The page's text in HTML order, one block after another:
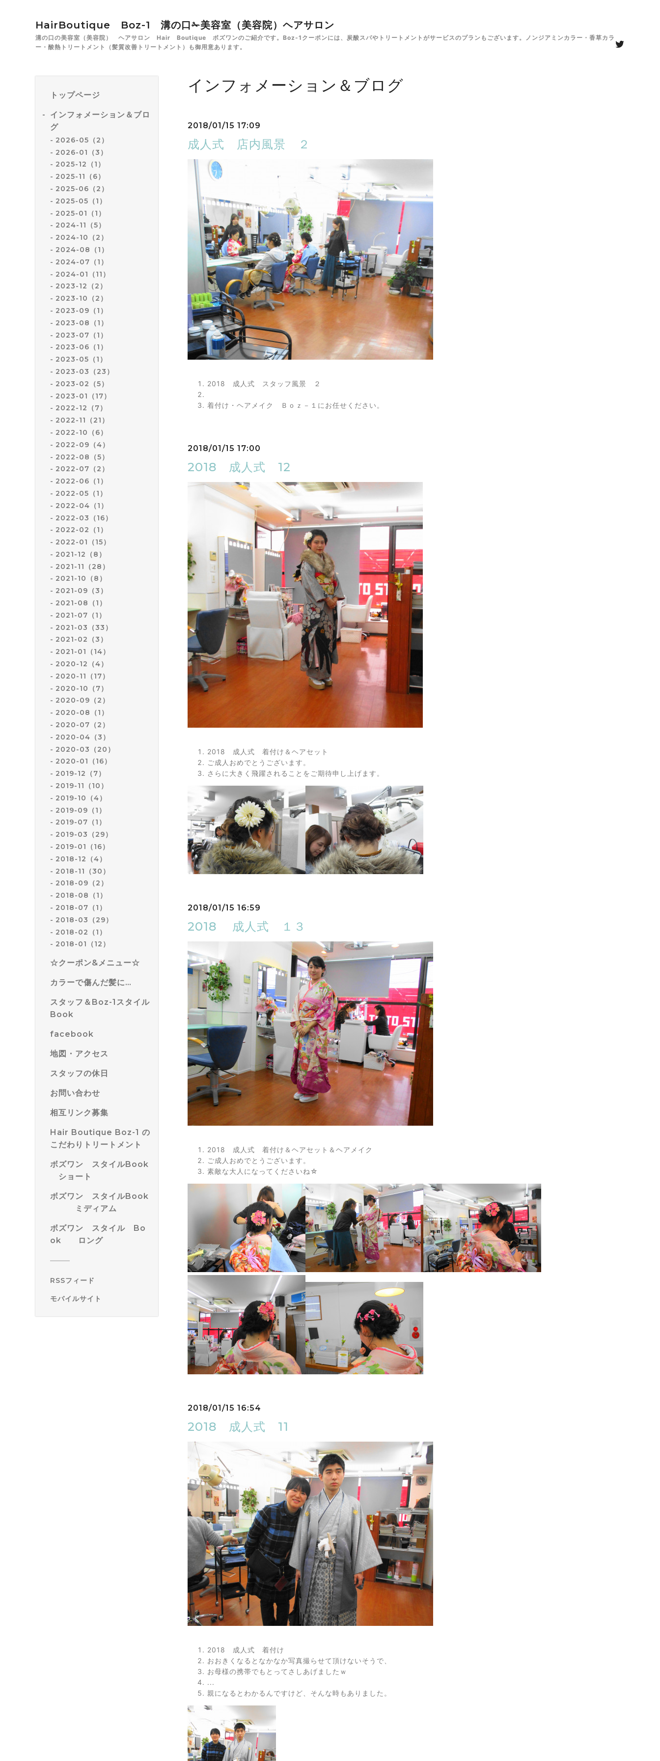
HairBoutique Boz-1 溝の口✁美容室（美容院）ヘアサロン
溝の口の美容室（美容院） ヘアサロン Hair Boutique ボズワンのご紹介です。Boz-1クーポンには、炭酸スパやトリートメントがサービスのプランもございます。ノンジアミンカラー・香草カラ
ー・酸熱トリートメント（髪質改善トリートメント）も御用意あります。
トップページ
インフォメーション＆ブロ
グ
2026-05（2）
2026-01（3）
2025-12（1）
2025-11（6）
2025-06（2）
2025-05（1）
2025-01（1）
2024-11（5）
2024-10（2）
2024-08（1）
2024-07（1）
2024-01（11）
2023-12（2）
2023-10（2）
2023-09（1）
2023-08（1）
2023-07（1）
2023-06（1）
2023-05（1）
2023-03（23）
2023-02（5）
2023-01（17）
2022-12（7）
2022-11（21）
2022-10（6）
2022-09（4）
2022-08（5）
2022-07（2）
2022-06（1）
2022-05（1）
2022-04（1）
2022-03（16）
2022-02（1）
2022-01（15）
2021-12（8）
2021-11（28）
2021-10（8）
2021-09（3）
2021-08（1）
2021-07（1）
2021-03（33）
2021-02（3）
2021-01（14）
2020-12（4）
2020-11（17）
2020-10（7）
2020-09（2）
2020-08（1）
2020-07（2）
2020-04（3）
2020-03（20）
2020-01（16）
2019-12（7）
2019-11（10）
2019-10（4）
2019-09（1）
2019-07（1）
2019-03（29）
2019-01（16）
2018-12（4）
2018-11（30）
2018-09（2）
2018-08（1）
2018-07（1）
2018-03（29）
2018-02（1）
2018-01（12）
☆クーポン&メニュー☆
カラーで傷んだ髪に…
スタッフ＆Boz-1スタイル
Book
facebook
地図・アクセス
スタッフの休日
お問い合わせ
相互リンク募集
Hair Boutique Boz-1 の
こだわりトリートメント
ボズワン スタイルBook
ショート
ボズワン スタイルBook
ミディアム
ボズワン スタイル Bo
ok ロング
RSSフィード
モバイルサイト
インフォメーション＆ブログ
2018/01/15 17:09
成人式 店内風景 ２
2018 成人式 スタッフ風景 ２
着付け・ヘアメイク Ｂｏｚ－１にお任せください。
2018/01/15 17:00
2018 成人式 12
2018 成人式 着付け＆ヘアセット
ご成人おめでとうございます。
さらに大きく飛躍されることをご期待申し上げます。
2018/01/15 16:59
2018 成人式 １３
2018 成人式 着付け＆ヘアセット＆ヘアメイク
ご成人おめでとうございます。
素敵な大人になってくださいね☆
2018/01/15 16:54
2018 成人式 11
2018 成人式 着付け
おおきくなるとなかなか写真撮らせて頂けないそうで、
お母様の携帯でもとってさしあげましたｗ
...
親になるとわかるんですけど、そんな時もありました。